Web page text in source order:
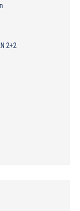
2+2